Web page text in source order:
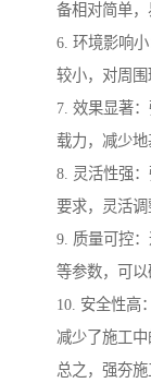
备相对简单，
6. 环境影响
较小，对周围
7. 效果显著
载力，减少地
8. 灵活性强
要求，灵活调
9. 质量可控
等参数，可以
10. 安全性高
减少了施工中
总之，强夯